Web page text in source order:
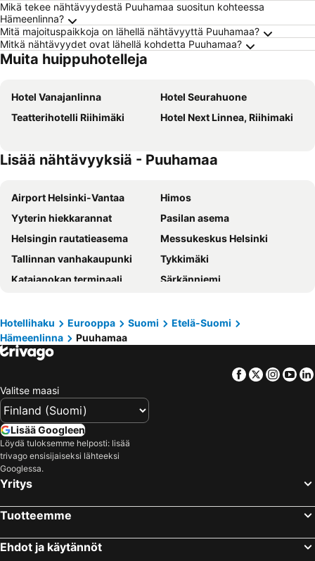
Mikä tekee nähtävyydestä Puuhamaa suositun kohteessa
Hämeenlinna?
Mitä majoituspaikkoja on lähellä nähtävyyttä Puuhamaa?
Mitkä nähtävyydet ovat lähellä kohdetta Puuhamaa?
Muita huippuhotelleja
Hotel Vanajanlinna
Hotel Seurahuone
Teatterihotelli Riihimäki
Hotel Next Linnea, Riihimaki
Lisää nähtävyyksiä - Puuhamaa
Airport Helsinki-Vantaa
Himos
Yyterin hiekkarannat
Pasilan asema
Helsingin rautatieasema
Messukeskus Helsinki
Tallinnan vanhakaupunki
Tykkimäki
Katajanokan terminaali
Särkänniemi
Olympiastadion Helsinki
Helsingin jäähalli
Hartwall Areena
Kamppi Shopping Center
Vesipuisto Serena
Turun satama
Tampere-talo
Tikkurilan matkakeskus
Sappee
Ideapark
Korkeasaari
Jumbo
Blockfest
Hotellihaku Eurooppa Suomi
Etelä-Suomi
Hämeenlinna
Puuhamaa
Facebook
Twitter
Valitse maasi
Lisää Googleen
Löydä tuloksemme helposti: lisää
trivago ensisijaiseksi lähteeksi
Googlessa.
Yritys
Tuotteemme
Ehdot ja käytännöt